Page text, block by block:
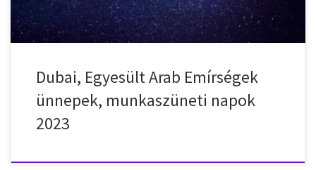
Dubai, Egyesült Arab Emírségek
ünnepek, munkaszüneti napok
2023